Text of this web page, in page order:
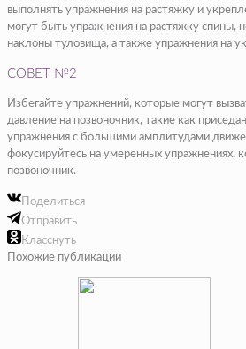
выполнять упражнения на растяжку и
могут быть упражнения на растяжку спины,
наклоны туловища, а также упражнения на
СОВЕТ №2
Избегайте упражнений, которые могут
давление на позвоночник, такие как
упражнения с большими амплитудами
фокусируйтесь на умеренных упражнениях,
позвоночник.
Поделиться
Отправить
Класснуть
Похожие публикации